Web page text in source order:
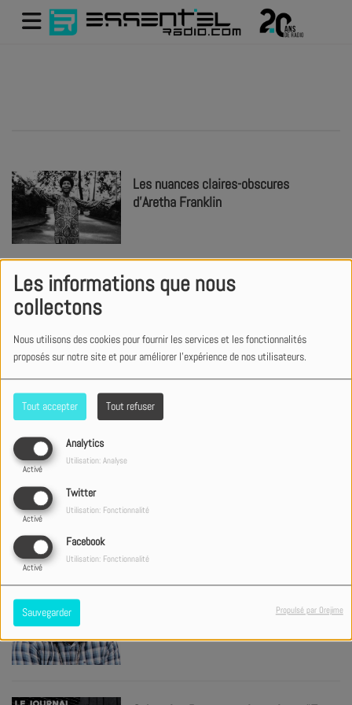
Les informations que nous
collectons
Nous utilisons des cookies pour fournir les services et les fonctionnalités
proposés sur notre site et pour améliorer l'expérience de nos utilisateurs.
Tout accepter Tout refuser
Analytics
Activé
Utilisation: Analyse
Twitter
Activé
Utilisation: Fonctionnalité
Facebook
Activé
Utilisation: Fonctionnalité
Sauvegarder Propulsé par Orejime
Les nuances claires-obscures
d’Aretha Franklin
Le nouveau TobyMac a TOUT pour
For KING and COUNTRY pense déjà à
l'automne
décennies, ça me convient bien !”
On a écouté l’album de KaBe